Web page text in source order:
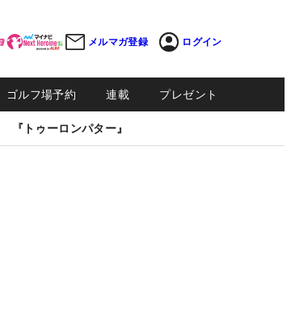
メルマガ登録 ログイン
ゴルフ場予約 連載 プレゼント
トゥーロンパター』